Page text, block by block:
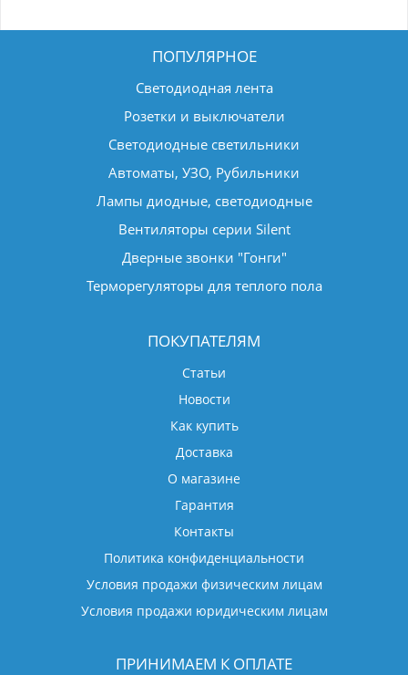
ПОПУЛЯРНОЕ
Светодиодная лента
Розетки и выключатели
Светодиодные светильники
Автоматы, УЗО, Рубильники
Лампы диодные, светодиодные
Вентиляторы серии Silent
Дверные звонки "Гонги"
Терморегуляторы для теплого пола
ПОКУПАТЕЛЯМ
Статьи
Новости
Как купить
Доставка
О магазине
Гарантия
Контакты
Политика конфиденциальности
Условия продажи физическим лицам
Условия продажи юридическим лицам
ПРИНИМАЕМ К ОПЛАТЕ